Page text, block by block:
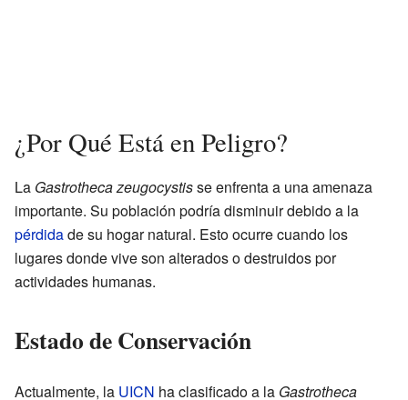
¿Por Qué Está en Peligro?
La Gastrotheca zeugocystisse enfrenta a una amenaza
importante. Su población podría disminuir debido a la
pérdidade su hogar natural. Esto ocurre cuando los
lugares donde vive son alterados o destruidos por
actividades humanas.
Estado de Conservación
Actualmente, la UICN ha clasificado a la Gastrotheca